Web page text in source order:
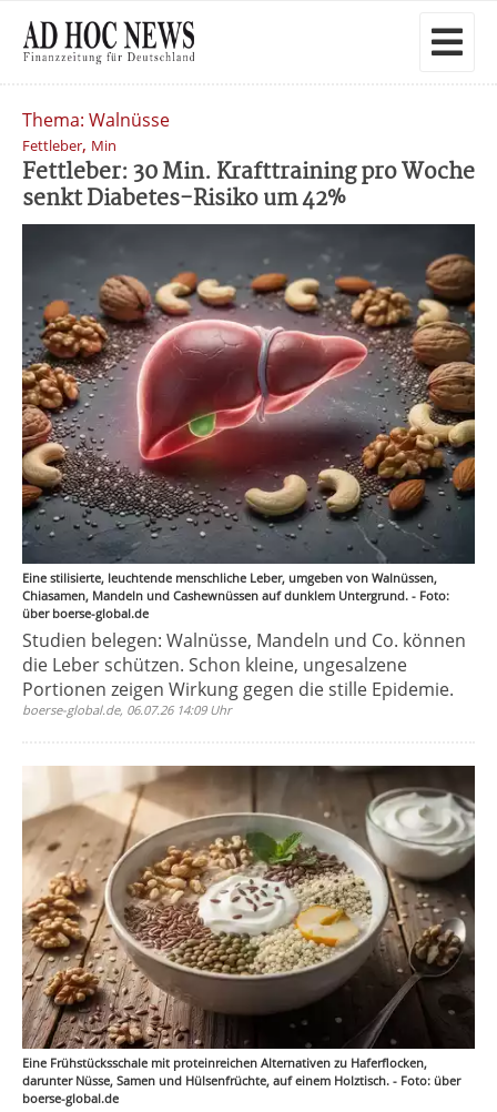
Thema: Walnüsse
Fettleber, Min
Fettleber: 30 Min. Krafttraining pro Woche
senkt Diabetes-Risiko um 42%
Eine stilisierte, leuchtende menschliche Leber, umgeben von Walnüssen,
Chiasamen, Mandeln und Cashewnüssen auf dunklem Untergrund. - Foto:
über boerse-global.de
Studien belegen: Walnüsse, Mandeln und Co. können
die Leber schützen. Schon kleine, ungesalzene
Portionen zeigen Wirkung gegen die stille Epidemie.
boerse-global.de, 06.07.26 14:09 Uhr
Eine Frühstücksschale mit proteinreichen Alternativen zu Haferflocken,
darunter Nüsse, Samen und Hülsenfrüchte, auf einem Holztisch. - Foto: über
boerse-global.de